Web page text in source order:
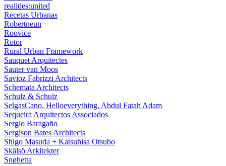
realities:united
Recetas Urbanas
Robertneun
Roovice
Rotor
Rural Urban Framework
Sauquet Arquitectes
Sauter van Moos
Savioz Fabrizzi Architects
Schemata Architects
Schulz & Schulz
SelgasCano, Helloeverything, Abdul Fatah Adam
Sequeira Arquitectos Associados
Sergio Baragaño
Sergison Bates Architects
Shigo Masuda + Katsuhisa Otsubo
Skälsö Arkitekter
Snøhetta